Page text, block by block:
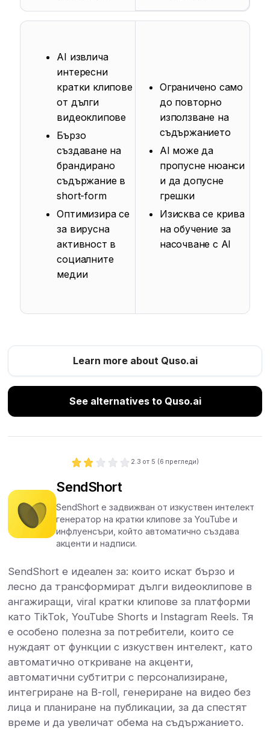
AI извлича
интересни
кратки клипове
от дълги
видеоклипове
Бързо
създаване на
брандирано
съдържание в
short-form
Оптимизира се
за вирусна
активност в
социалните
медии
Ограничено само
до повторно
използване на
съдържанието
AI може да
пропусне нюанси
и да допусне
грешки
Изисква се крива
на обучение за
насочване с AI
Learn more about Quso.ai
See alternatives to Quso.ai
2.3 от 5 (6 прегледи)
SendShort
SendShort е задвижван от изкуствен интелект
генератор на кратки клипове за YouTube и
инфлуенсъри, който автоматично създава
акценти и надписи.
SendShort е идеален за: които искат бързо и
лесно да трансформират дълги видеоклипове в
ангажиращи, viral кратки клипове за платформи
като TikTok, YouTube Shorts и Instagram Reels. Тя
е особено полезна за потребители, които се
нуждаят от функции с изкуствен интелект, като
автоматично откриване на акценти,
автоматични субтитри с персонализиране,
интегриране на B-roll, генериране на видео без
лица и планиране на публикации, за да спестят
време и да увеличат обема на съдържанието.